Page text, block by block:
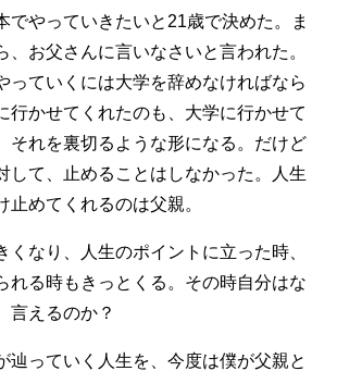
でやっていきたいと21歳で決めた。ま
、お父さんに言いなさいと言われた。
っていくには大学を辞めなければなら
行かせてくれたのも、大学に行かせて
それを裏切るような形になる。だけど
して、止めることはしなかった。人生
止めてくれるのは父親。
くなり、人生のポイントに立った時、
れる時もきっとくる。その時自分はな
えるのか？
辿っていく人生を、今度は僕が父親と